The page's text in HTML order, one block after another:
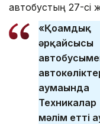
автобустың 27-сі
мәлім етті